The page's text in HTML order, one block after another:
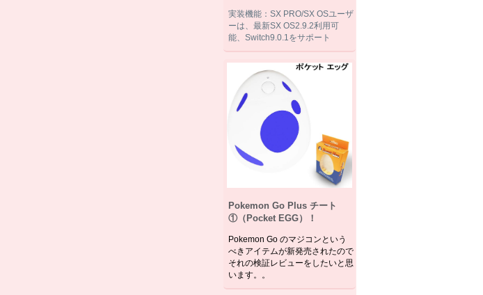
実装機能：SX PRO/SX OSユーザ
ーは、最新SX OS2.9.2利用可
能、Switch9.0.1をサポート
Pokemon Go Plus チート
①（Pocket EGG）！
Pokemon Go のマジコンという
べきアイテムが新発売されたので
それの検証レビューをしたいと思
います。。